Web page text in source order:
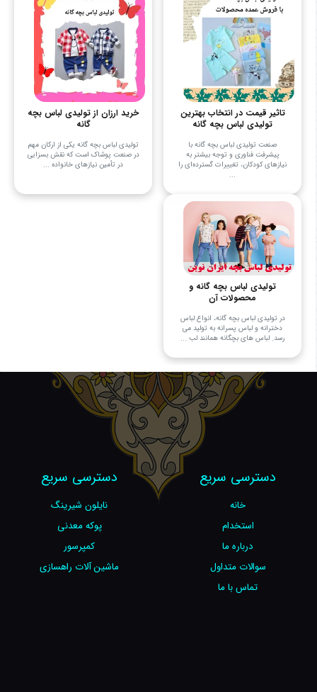
تاثیر قیمت در انتخاب بهترین
تولیدی لباس بچه گانه
صنعت تولیدی لباس بچه گانه با
پیشرفت فناوری و توجه بیشتر به
نیازهای کودکان، تغییرات گسترده‌ای را
...
خرید ارزان از تولیدی لباس بچه
گانه
تولیدی لباس بچه گانه یکی از ارکان مهم
در صنعت پوشاک است که نقش بسزایی
در تأمین نیازهای خانواده‌ ...
تولیدی لباس بچه گانه و
محصولات آن
در تولیدی لباس بچه گانه، انواع لباس
دخترانه و لباس پسرانه به تولید می
رسد. لباس های بچگانه همانند لب ...
دسترسی سریع
خانه
استخدام
درباره ما
سوالات متداول
تماس با ما
دسترسی سریع
نایلون شیرینگ
پوکه معدنی
کمپرسور
ماشین آلات راهسازی